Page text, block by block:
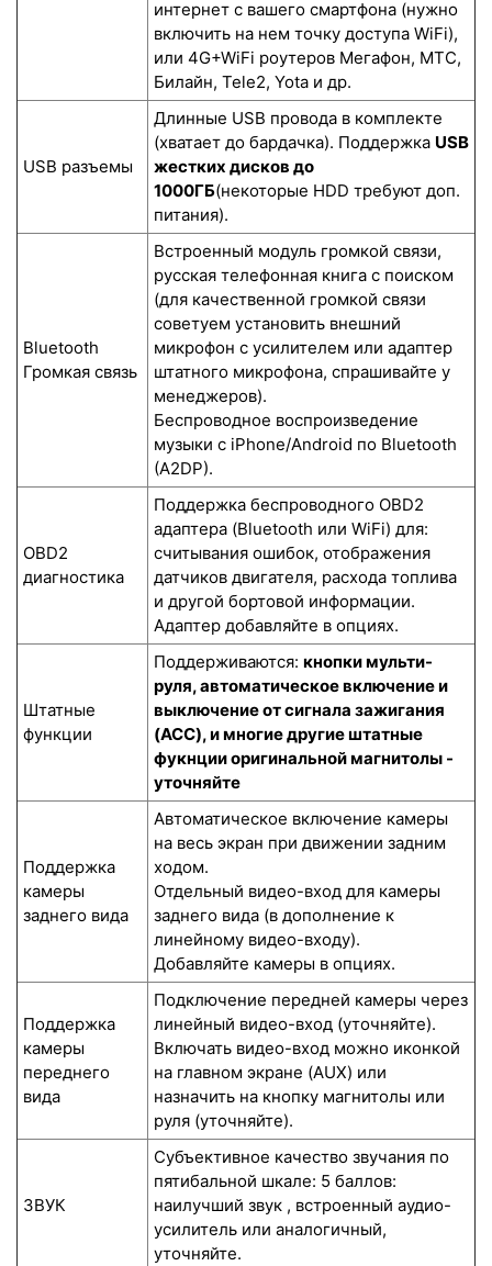
интернет с вашего смартфона (нужно
включить на нем точку доступа WiFi),
или 4G+WiFi роутеров Мегафон, МТС,
Билайн, Tele2, Yota и др.
USB разъемы
Длинные USB провода в комплекте
(хватает до бардачка). Поддержка USB
жестких дисков до
1000ГБ(некоторые HDD требуют доп.
питания).
Bluetooth
Громкая связь
Встроенный модуль громкой связи,
русская телефонная книга с поиском
(для качественной громкой связи
советуем установить внешний
микрофон с усилителем или адаптер
штатного микрофона, спрашивайте у
менеджеров).
Беспроводное воспроизведение
музыки с iPhone/Android по Bluetooth
(A2DP).
OBD2
диагностика
Поддержка беспроводного OBD2
адаптера (Bluetooth или WiFi) для:
считывания ошибок, отображения
датчиков двигателя, расхода топлива
и другой бортовой информации.
Адаптер добавляйте в опциях.
Штатные
функции
Поддерживаются: кнопки мульти-
руля, автоматическое включение и
выключение от сигнала зажигания
(ACC), и многие другие штатные
фукнции оригинальной магнитолы -
уточняйте
Поддержка
камеры
заднего вида
Автоматическое включение камеры
на весь экран при движении задним
ходом.
Отдельный видео-вход для камеры
заднего вида (в дополнение к
линейному видео-входу).
Добавляйте камеры в опциях.
Поддержка
камеры
переднего
вида
Подключение передней камеры через
линейный видео-вход (уточняйте).
Включать видео-вход можно иконкой
на главном экране (AUX) или
назначить на кнопку магнитолы или
руля (уточняйте).
ЗВУК
Субъективное качество звучания по
пятибальной шкале: 5 баллов:
наилучший звук , встроенный аудио-
усилитель или аналогичный,
уточняйте.